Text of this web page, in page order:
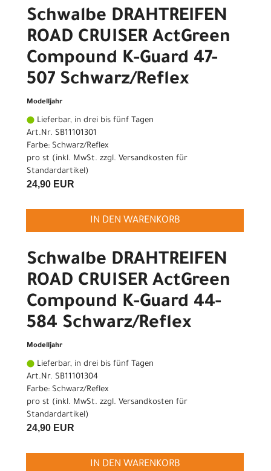
Schwalbe DRAHTREIFEN
ROAD CRUISER ActGreen
Compound K-Guard 47-
507 Schwarz/Reflex
Modelljahr
Lieferbar, in drei bis fünf Tagen
Art.Nr. SB11101301
Farbe: Schwarz/Reflex
pro st (inkl. MwSt. zzgl. Versandkosten für
Standardartikel)
24,90 EUR
IN DEN WARENKORB
Schwalbe DRAHTREIFEN
ROAD CRUISER ActGreen
Compound K-Guard 44-
584 Schwarz/Reflex
Modelljahr
Lieferbar, in drei bis fünf Tagen
Art.Nr. SB11101304
Farbe: Schwarz/Reflex
pro st (inkl. MwSt. zzgl. Versandkosten für
Standardartikel)
24,90 EUR
IN DEN WARENKORB